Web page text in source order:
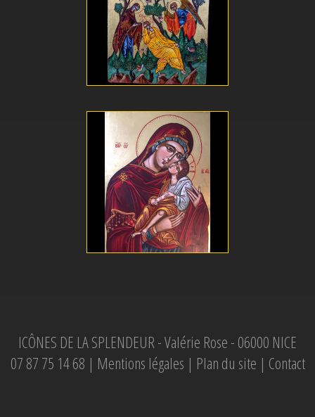
ICÔNES DE LA SPLENDEUR - Valérie Rose - 06000 NICE
07 87 75 14 68 | Mentions légales | Plan du site | Contact